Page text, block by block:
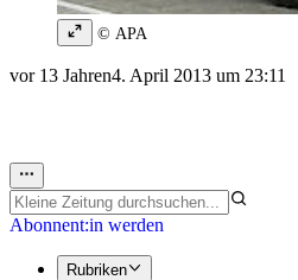
© APA
vor 13 Jahren4. April 2013 um 23:11
Abonnent:in werden
Rubriken